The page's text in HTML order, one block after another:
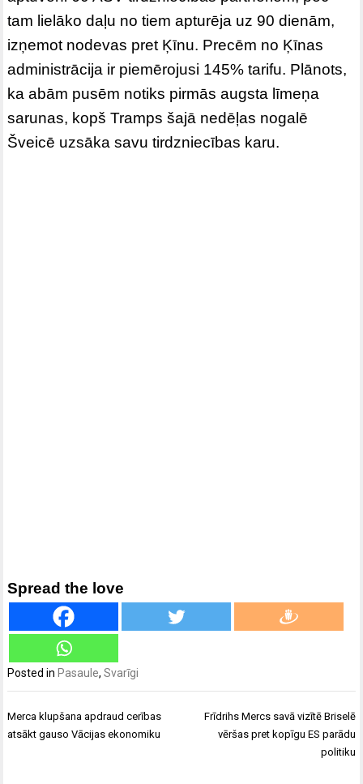
tam lielāko daļu no tiem apturēja uz 90 dienām,
izņemot nodevas pret Ķīnu. Precēm no Ķīnas
administrācija ir piemērojusi 145% tarifu. Plānots,
ka abām pusēm notiks pirmās augsta līmeņa
sarunas, kopš Tramps šajā nedēļas nogalē
Šveicē uzsāka savu tirdzniecības karu.
Spread the love
Posted in Pasaule,Svarīgi
Ziņu
izvēlne
Merca klupšana apdraud cerības
atsākt gauso Vācijas ekonomiku
Frīdrihs Mercs savā vizītē Briselē
vēršas pret kopīgu ES parādu
politiku